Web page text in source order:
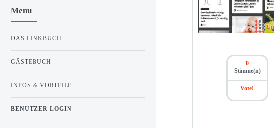
0
Stimme(n)
Vote!
Menu
DAS LINKBUCH
GÄSTEBUCH
INFOS & VORTEILE
BENUTZER LOGIN